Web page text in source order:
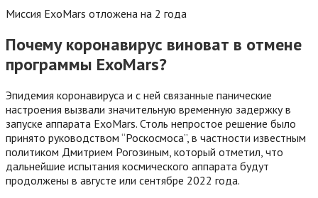
Миссия ExoMars отложена на 2 года
Почему коронавирус виноват в отмене
программы ExoMars?
Эпидемия коронавируса и с ней связанные панические
настроения вызвали значительную временную задержку в
запуске аппарата ExoMars. Столь непростое решение было
принято руководством “Роскосмоса”, в частности известным
политиком Дмитрием Рогозиным, который отметил, что
дальнейшие испытания космического аппарата будут
продолжены в августе или сентябре 2022 года.